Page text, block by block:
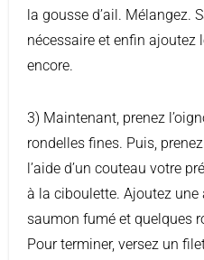
la gousse d’ail. Mélangez.
nécessaire et enfin ajoutez
encore.
3) Maintenant, prenez
rondelles fines. Puis,
l’aide d’un couteau votre
à la ciboulette. Ajoutez une
saumon fumé et quelques
Pour terminer, versez un